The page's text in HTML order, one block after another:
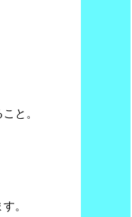
と。
。